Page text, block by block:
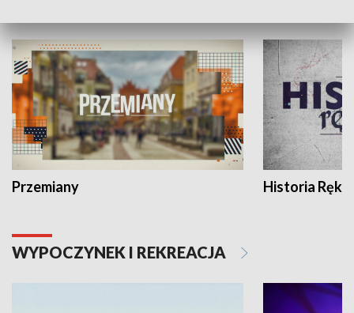
Przemiany Historia Ręką
WYPOCZYNEK I REKREACJA